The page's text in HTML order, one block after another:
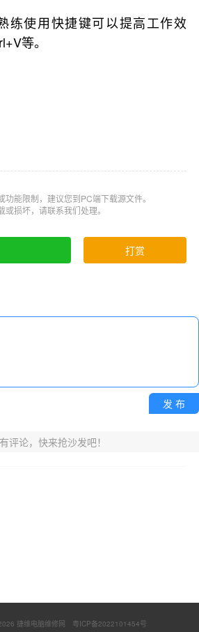
练使用快捷键可以提高工作效
等。
能限制，建议您到PC端下载源文件。
损坏，请联系我们处理。
打赏
发 布
评论，快来抢沙发吧！
捷维电脑维修网 粤ICP备2022101454号